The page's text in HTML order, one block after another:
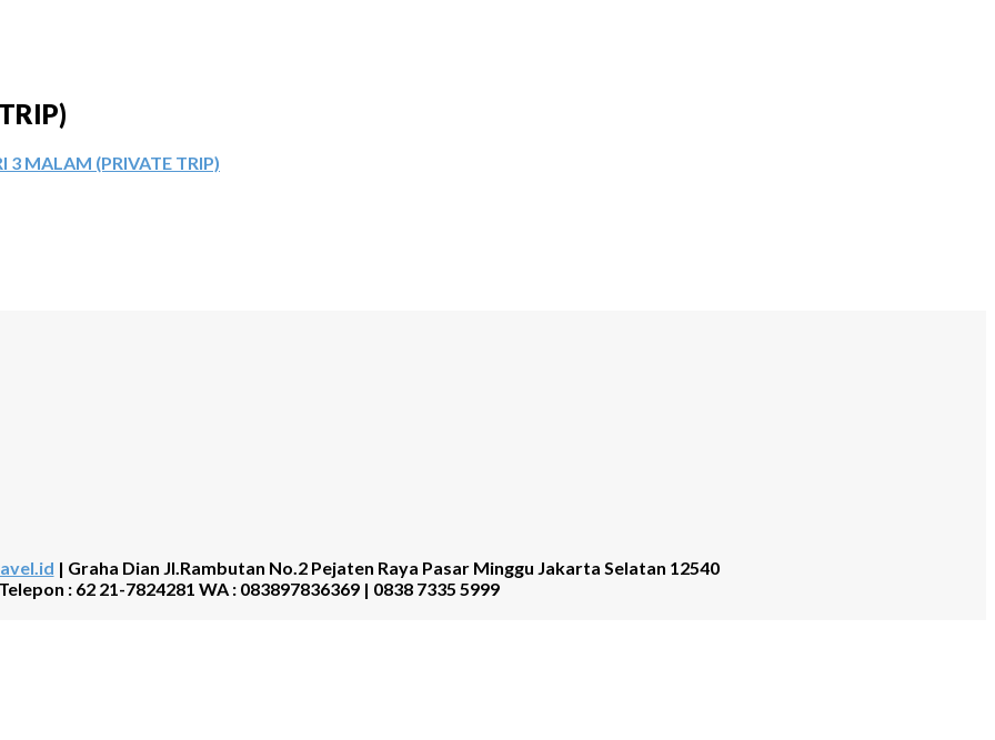
3 MALAM (PRIVATE TRIP)
| Graha Dian Jl.Rambutan No.2 Pejaten Raya Pasar Minggu Jakarta Selatan 12540
Telepon : 62 21-7824281 WA : 083897836369 | 0838 7335 5999